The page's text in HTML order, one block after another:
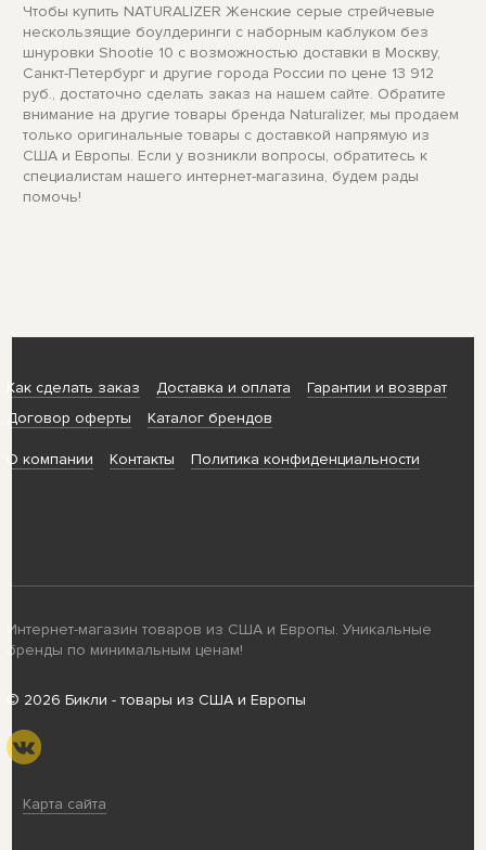
Чтобы купить NATURALIZER Женские серые стрейчевые
нескользящие боулдеринги с наборным каблуком без
шнуровки Shootie 10 с возможностью доставки в Москву,
Санкт-Петербург и другие города России по цене 13 912
руб., достаточно сделать заказ на нашем сайте. Обратите
внимание на другие товары бренда Naturalizer, мы продаем
только оригинальные товары с доставкой напрямую из
США и Европы. Если у возникли вопросы, обратитесь к
специалистам нашего интернет-магазина, будем рады
помочь!
Как сделать заказ Доставка и оплата
Гарантии и возврат
Договор оферты
Каталог брендов
О компании Контакты Политика конфиденциальности
Интернет-магазин товаров из США и Европы. Уникальные
бренды по минимальным ценам!
© 2026 Бикли - товары из США и Европы
Карта сайта